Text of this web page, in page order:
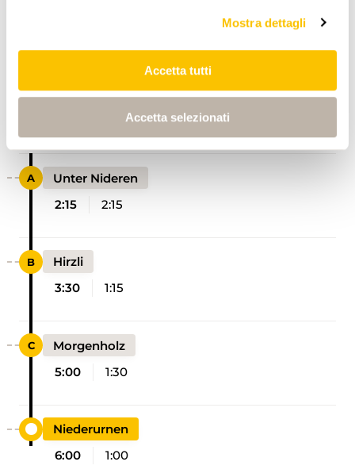
Mostra dettagli
Accetta tutti
Accetta selezionati
Bilten, Zentrum
0:00
Unter Nideren
2:15
2:15
Hirzli
3:30
1:15
Morgenholz
5:00
1:30
Niederurnen
6:00
1:00